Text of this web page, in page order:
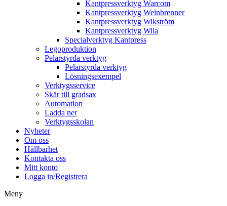
Kantpressverktyg Warcom
Kantpressverktyg Weinbrenner
Kantpressverktyg Wikström
Kantpressverktyg Wila
Specialverktyg Kantpress
Legoproduktion
Pelarstyrda verktyg
Pelarstyrda verktyg
Lösningsexempel
Verktygsservice
Skär till gradsax
Automation
Ladda ner
Verktygsskolan
Nyheter
Om oss
Hållbarhet
Kontakta oss
Mitt konto
Logga in/Registrera
Meny